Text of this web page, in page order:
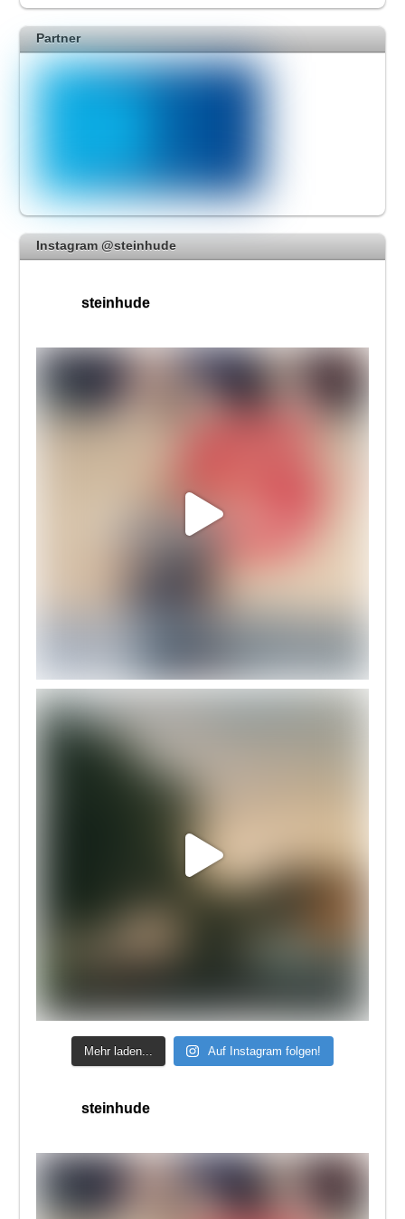
Partner
Instagram @steinhude
steinhude
Mehr laden... Auf Instagram folgen!
steinhude